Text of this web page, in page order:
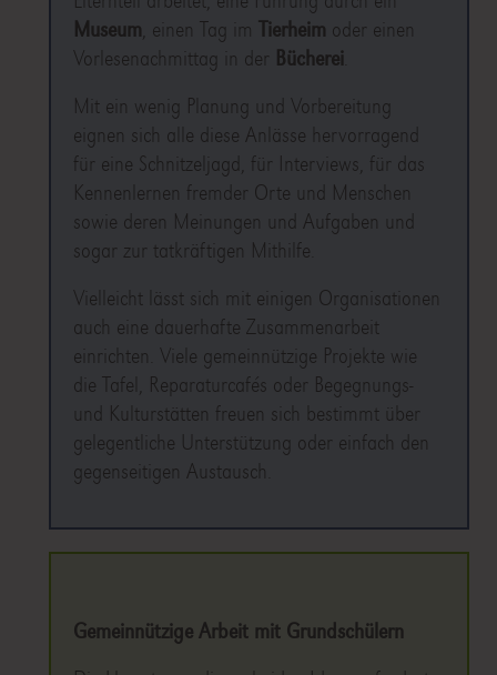
Museum , einen Tag im Tierheim oder einen
Vorlesenachmittag in der Bücherei.
Mit ein wenig Planung und Vorbereitung
eignen sich alle diese Anlässe hervorragend
für eine Schnitzeljagd, für Interviews, für das
Kennenlernen fremder Orte und Menschen
sowie deren Meinungen und Aufgaben und
sogar zur tatkräftigen Mithilfe.
Vielleicht lässt sich mit einigen Organisationen
auch eine dauerhafte Zusammenarbeit
einrichten. Viele gemeinnützige Projekte wie
die Tafel, Reparaturcafés oder Begegnungs-
und Kulturstätten freuen sich bestimmt über
gelegentliche Unterstützung oder einfach den
gegenseitigen Austausch.
Gemeinnützige Arbeit mit Grundschülern